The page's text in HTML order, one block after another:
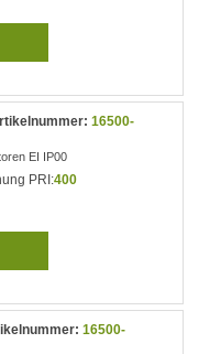
16500-
EI IP00
PRI:400
16500-